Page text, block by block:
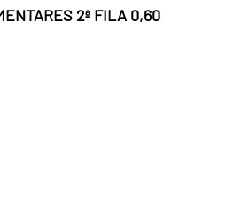
2ª FILA 0,60